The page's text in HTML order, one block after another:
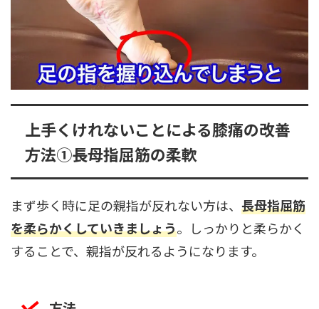
上手くけれないことによる膝痛の改善
方法➀長母指屈筋の柔軟
まず歩く時に足の親指が反れない方は、 長母指屈筋
を柔らかくしていきましょう。しっかりと柔らかく
することで、親指が反れるようになります。